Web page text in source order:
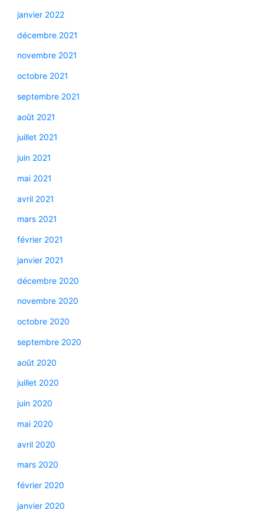
janvier 2022
décembre 2021
novembre 2021
octobre 2021
septembre 2021
août 2021
juillet 2021
juin 2021
mai 2021
avril 2021
mars 2021
février 2021
janvier 2021
décembre 2020
novembre 2020
octobre 2020
septembre 2020
août 2020
juillet 2020
juin 2020
mai 2020
avril 2020
mars 2020
février 2020
janvier 2020